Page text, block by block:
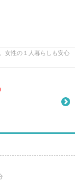
女性の１人暮らしも安心